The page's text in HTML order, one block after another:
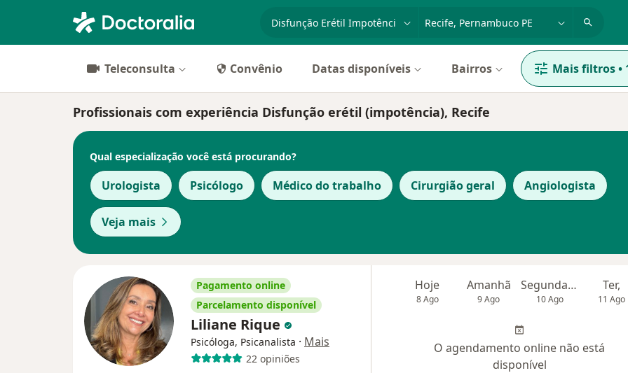
especialidade, doença ou nome
Teleconsulta Convênio Datas disponíveis Bairros Mais filtros•
Profissionais com experiência Disfunção erétil (impotência), Recife
Qual especialização você está procurando?
Urologista Psicólogo Médico do trabalho Cirurgião geral Angiologista
Veja mais
Pagamento online
Parcelamento disponível
Liliane Rique
Psicóloga, Psicanalista · Mais
22 opiniões
Hoje
8 Ago
Amanhã
9 Ago
Segunda-feira
10 Ago
Ter,
11 Ago
O agendamento online não está
disponível